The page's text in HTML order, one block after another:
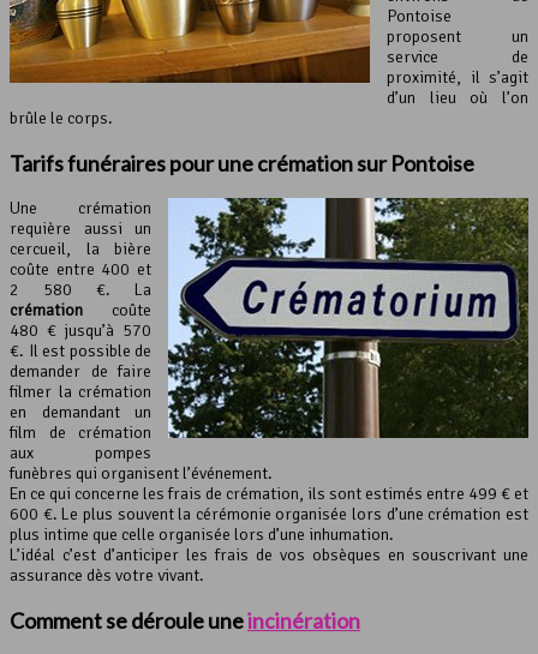
Pontoise
proposent un
service de
proximité, il s’agit
d’un lieu où l’on
brûle le corps.
Tarifs funéraires pour unecrémationsur Pontoise
Une crémation
requière aussi un
cercueil, la bière
coûte entre 400 et
2 580 €. La
crémation coûte
480 € jusqu’à 570
€. Il est possible de
demander de faire
filmer la crémation
en demandant un
film de crémation
aux pompes
funèbres qui organisent l’événement.
En ce qui concerne les frais de crémation, ils sont estimés entre 499 € et
600 €. Le plus souvent la cérémonie organisée lors d’une crémation est
plus intime que celle organisée lors d’une inhumation.
L’idéal c’est d’anticiper les frais de vos obsèques en souscrivant une
assurance dès votre vivant.
Comment se déroule uneincinération